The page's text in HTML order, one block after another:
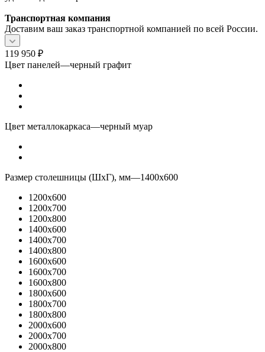
Транспортная компания
Доставим ваш заказ транспортной компанией по всей России.
119 950 ₽
Цвет панелей—черный графит
Цвет металлокаркаса—черный муар
Размер столешницы (ШхГ), мм—1400x600
1200x600
1200x700
1200x800
1400x600
1400x700
1400x800
1600x600
1600x700
1600x800
1800x600
1800x700
1800x800
2000x600
2000x700
2000x800